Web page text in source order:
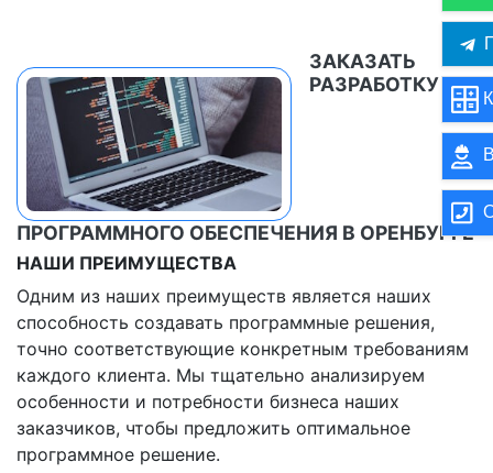
ЗАКАЗАТЬ
РАЗРАБОТКУ
ПРОГРАММНОГО ОБЕСПЕЧЕНИЯ В ОРЕНБУРГЕ
НАШИ ПРЕИМУЩЕСТВА
Одним из наших преимуществ является наших
способность создавать программные решения,
точно соответствующие конкретным требованиям
каждого клиента. Мы тщательно анализируем
особенности и потребности бизнеса наших
заказчиков, чтобы предложить оптимальное
программное решение.